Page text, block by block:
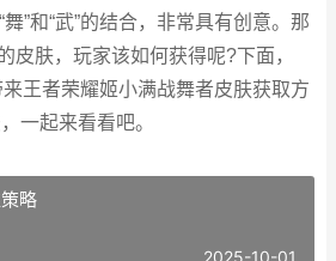
”和“武”的结合，非常具有创意。那
皮肤，玩家该如何获得呢?下面，
王者荣耀姬小满战舞者皮肤获取方
一起来看看吧。
略
2025-10-01